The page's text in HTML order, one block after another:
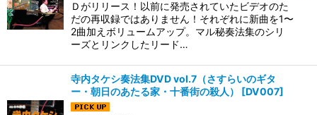
Ｄがリリース！以前に発売されていたビデオのた
だの再収録ではありません！それぞれに新曲を1〜
2曲加えボリュームアップ。マル秘奏法集のシリ
ーズとリンクしたリード…
寺内タケシ奏法集DVD vol.7（さすらいのギタ
ー・朝日のあたる家・十番街の殺人）
[DV007]